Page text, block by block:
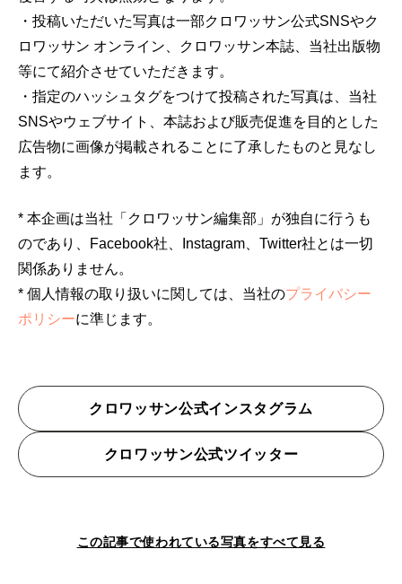
・投稿いただいた写真は一部クロワッサン公式SNSやク
ロワッサン オンライン、クロワッサン本誌、当社出版物
等にて紹介させていただきます。
・指定のハッシュタグをつけて投稿された写真は、当社
SNSやウェブサイト、本誌および販売促進を目的とした
広告物に画像が掲載されることに了承したものと見なし
ます。
* 本企画は当社「クロワッサン編集部」が独自に行うも
のであり、Facebook社、Instagram、Twitter社とは一切
関係ありません。
* 個人情報の取り扱いに関しては、当社のプライバシー
ポリシーに準じます。
クロワッサン公式インスタグラム
クロワッサン公式ツイッター
この記事で使われている写真をすべて見る